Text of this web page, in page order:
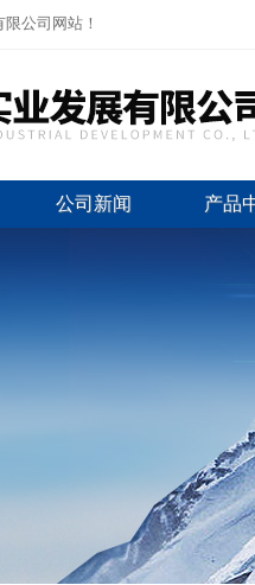
公司网站！
公司新闻 产品